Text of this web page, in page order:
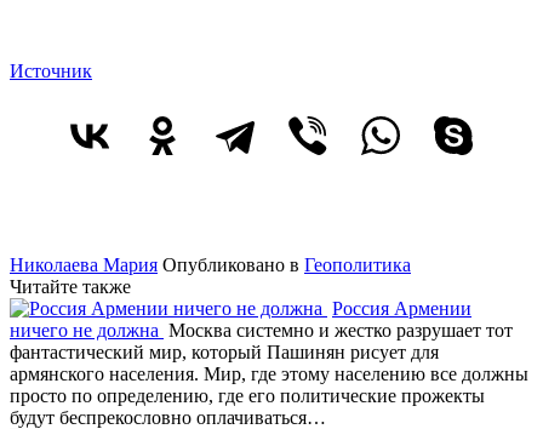
Источник
Николаева Мария Опубликовано в Геополитика
Читайте также
Россия Армении
ничего не должна Москва системно и жестко разрушает тот
фантастический мир, который Пашинян рисует для
армянского населения. Мир, где этому населению все должны
просто по определению, где его политические прожекты
будут беспрекословно оплачиваться…